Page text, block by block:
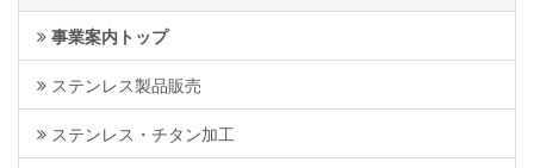
事業案内トップ
ステンレス製品販売
ステンレス・チタン加工